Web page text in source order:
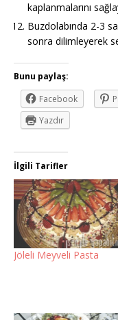
kaplanmalarını
Buzdolabında 2-3
sonra dilimleyerek
Bunu paylaş:
Facebook
Yazdır
İlgili Tarifler
Jöleli Meyveli Pasta